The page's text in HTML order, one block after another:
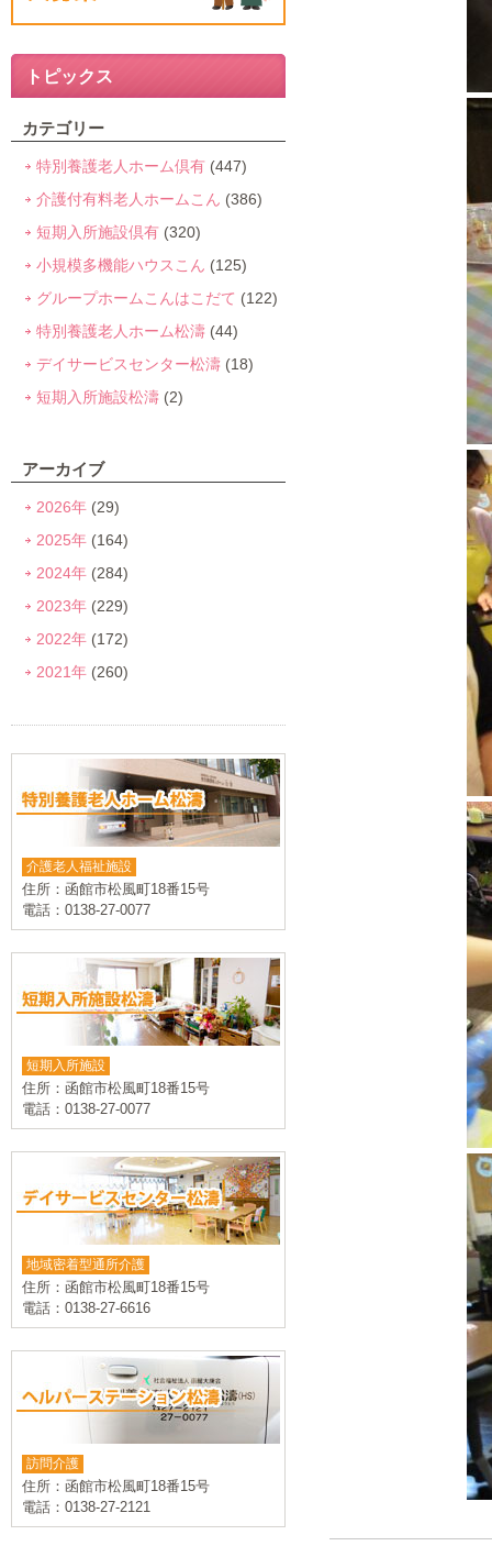
トピックス
カテゴリー
特別養護老人ホーム倶有 (447)
介護付有料老人ホームこん (386)
短期入所施設倶有 (320)
小規模多機能ハウスこん (125)
グループホームこんはこだて (122)
特別養護老人ホーム松濤 (44)
デイサービスセンター松濤 (18)
短期入所施設松濤 (2)
アーカイブ
2026年 (29)
2025年 (164)
2024年 (284)
2023年 (229)
2022年 (172)
2021年 (260)
介護老人福祉施設
住所：函館市松風町18番15号
電話：0138-27-0077
短期入所施設
住所：函館市松風町18番15号
電話：0138-27-0077
地域密着型通所介護
住所：函館市松風町18番15号
電話：0138-27-6616
訪問介護
住所：函館市松風町18番15号
電話：0138-27-2121